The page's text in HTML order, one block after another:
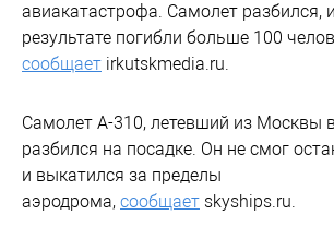
авиакатастрофа. Самолет разбился,
результате погибли больше 100
сообщает irkutskmedia.ru.
Самолет А-310, летевший из Москвы
разбился на посадке. Он не смог
и выкатился за пределы
аэродрома, сообщает skyships.ru.